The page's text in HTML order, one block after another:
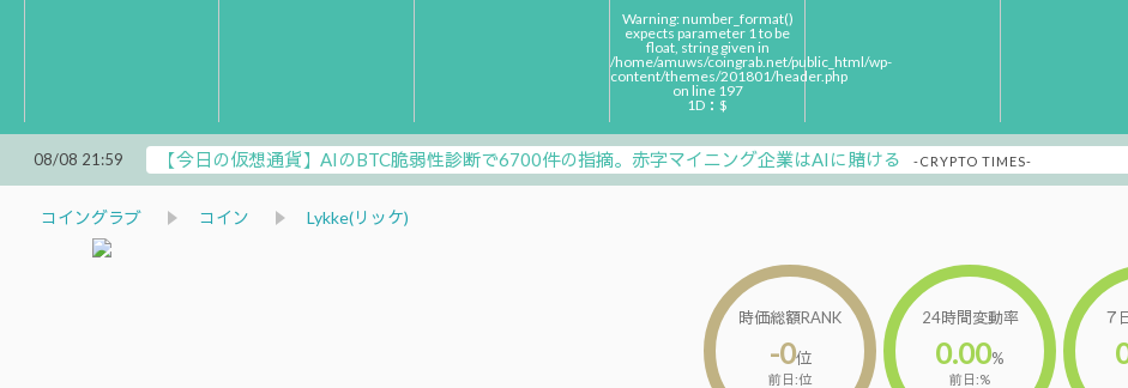
Warning: number_format()
expects parameter 1 to be
float, string given in
/home/amuws/coingrab.net/public_html/wp-
content/themes/201801/header.php
on line 197
1D：$
08/08 21:59 【今日の仮想通貨】AIのBTC脆弱性診断で6700件の指摘。赤字マイニング企業はAIに賭ける -CRYPTO TIMES-
コイングラブ コイン
Lykke(リッケ)
時価総額RANK
-0位
前日:位
24時間変動率
0.00%
前日:%
７